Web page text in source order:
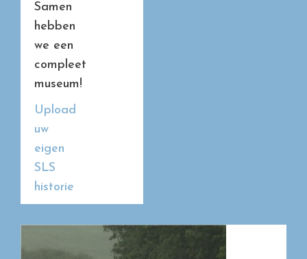
Samen
hebben
we een
compleet
museum!
Upload
uw
eigen
SLS
historie